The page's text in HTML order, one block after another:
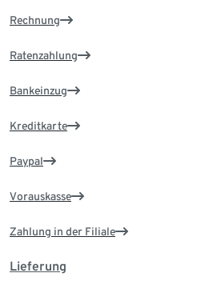
Rechnung
Ratenzahlung
Bankeinzug
Kreditkarte
Paypal
Vorauskasse
Zahlung in der Filiale
Lieferung